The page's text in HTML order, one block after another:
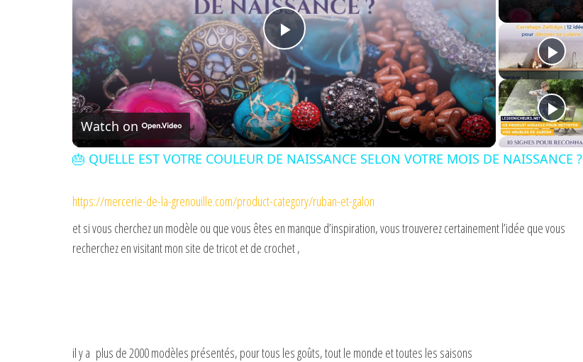
P
l
a
e
Watch on
🎂 QUELLE EST VOTRE COULEUR DE NAISSANCE SELON VOTRE MOIS DE NAISSANCE ?
https://mercerie-de-la-grenouille.com/product-category/ruban-et-galon
et si vous cherchez un modèle ou que vous êtes en manque d’inspiration, vous trouverez certainement l’idée que vous
recherchez en visitant mon site de tricot et de crochet ,
il y a plus de 2000 modèles présentés, pour tous les goûts, tout le monde et toutes les saisons